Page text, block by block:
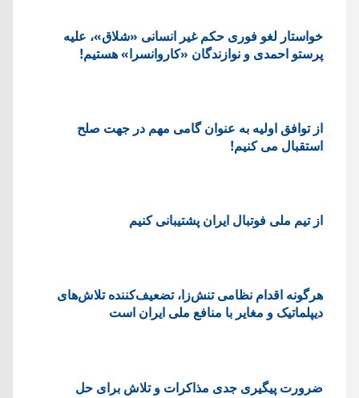
خواستار لغو فوری حکم غیر انسانی «شلاق»، علیه
پرستو احمدی و نوازندگان «کاروانسرا» هستیم!
از توافق اولیه به عنوان گامی مهم در جهت صلح
استقبال می کنیم!
از تیم ملی فوتبال ایران پشتیبانی کنیم
هرگونه اقدام نظامی تنش‌زا، تضعیف‌کننده تلاش‌های
دیپلماتیک و مغایر با منافع ملی ایران است
ضرورت پیگیری جدی مذاکرات و تلاش برای حل